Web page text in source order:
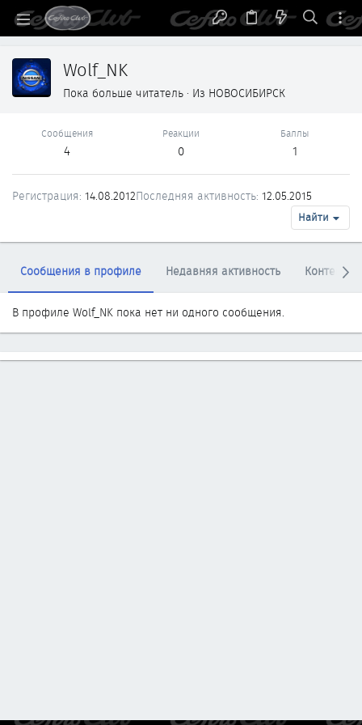
Wolf_NK
Пока больше читатель · Из НОВОСИБИРСК
Сообщения
4
Реакции
0
Баллы
1
Регистрация 14.08.2012Последняя активность 12.05.2015
Найти
Сообщения в профиле Недавняя активность Контент
В профиле Wolf_NK пока нет ни одного сообщения.